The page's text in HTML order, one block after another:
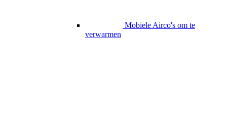
Mobiele Airco's om te
verwarmen